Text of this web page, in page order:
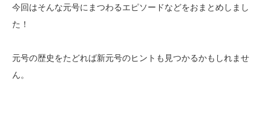
今回はそんな元号にまつわるエピソードなどをおまとめしまし
た！
元号の歴史をたどれば新元号のヒントも見つかるかもしれませ
ん。